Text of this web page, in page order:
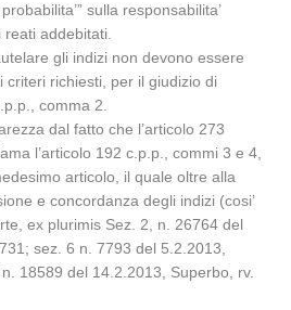
sulla responsabilita’
reati addebitati.
gli indizi non devono essere
criteri richiesti, per il giudizio di
comma 2.
dal fatto che l’articolo 273
l’articolo 192 c.p.p., commi 3 e 4,
articolo, il quale oltre alla
e concordanza degli indizi (cosi’
ex plurimis Sez. 2, n. 26764 del
sez. 6 n. 7793 del 5.2.2013,
18589 del 14.2.2013, Superbo, rv.